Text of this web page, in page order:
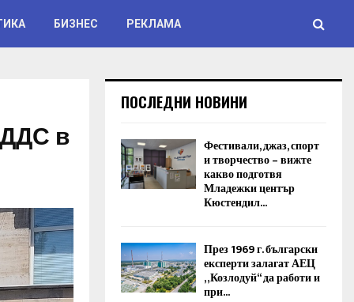
БИЗНЕС РЕКЛАМА
в
ПОСЛЕДНИ НОВИНИ
Фестивали, джаз, спорт
и творчество – вижте
какво подготвя
Младежки център
Кюстендил...
През 1969 г. български
експерти залагат АЕЦ
„Козлодуй“ да работи и
при...